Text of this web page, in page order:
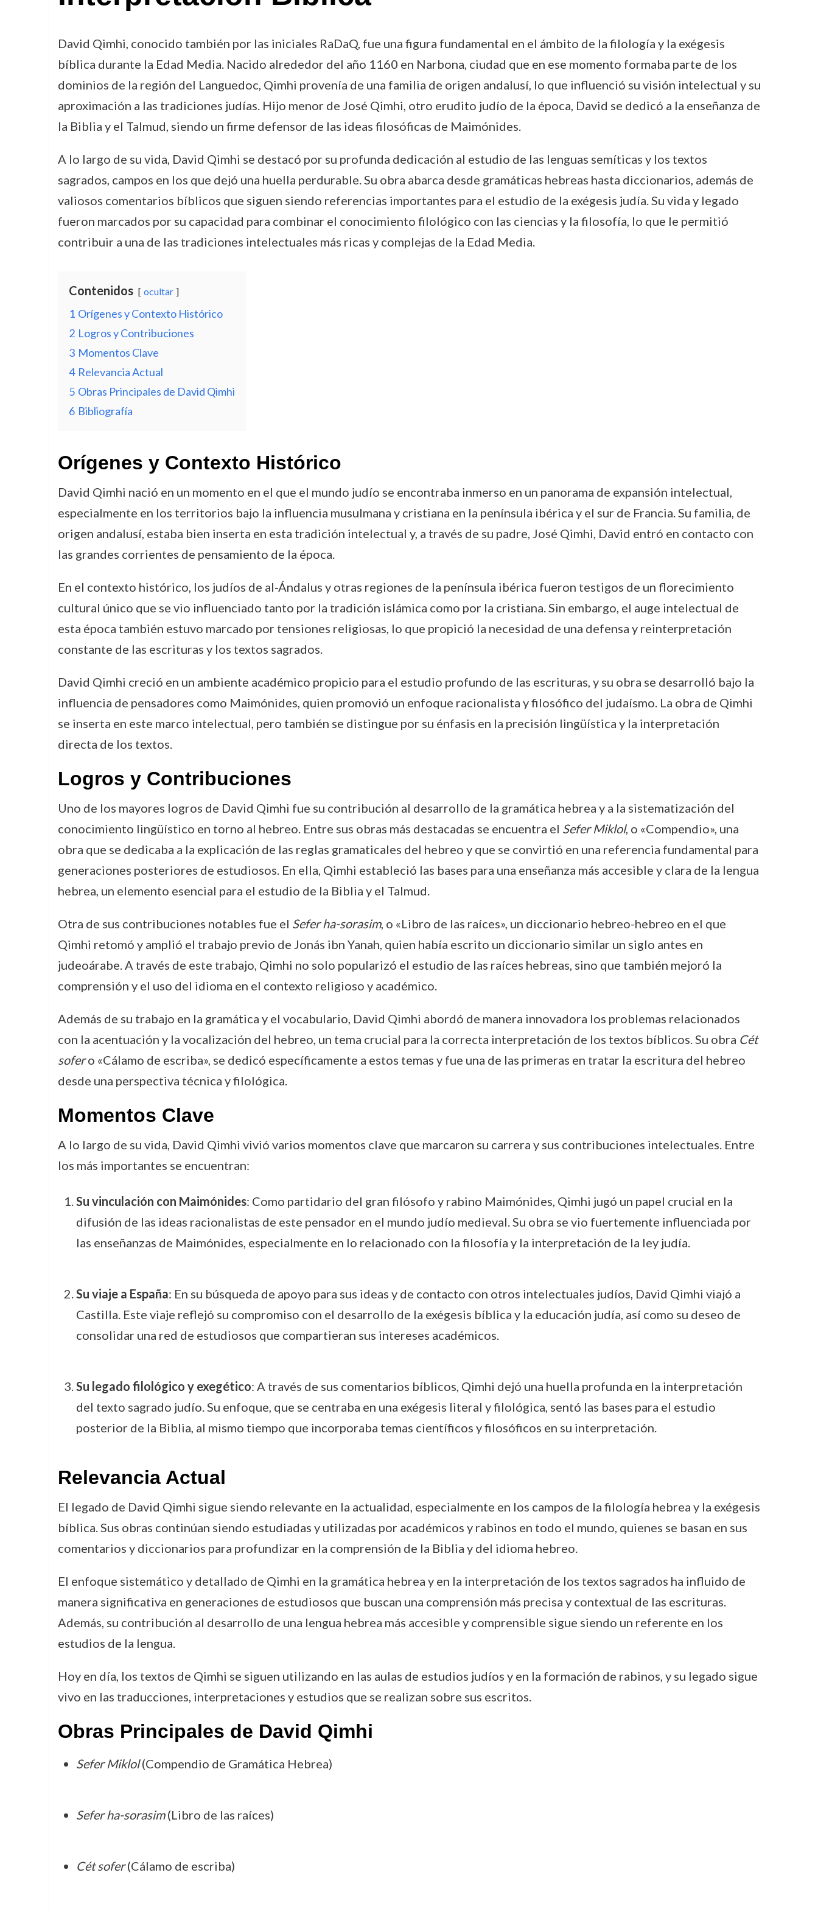
David Qimhi, conocido también por las iniciales RaDaQ, fue una figura fundamental en el ámbito de la filología y la exégesis
bíblica durante la Edad Media. Nacido alrededor del año 1160 en Narbona, ciudad que en ese momento formaba parte de los
dominios de la región del Languedoc, Qimhi provenía de una familia de origen andalusí, lo que influenció su visión intelectual y su
aproximación a las tradiciones judías. Hijo menor de José Qimhi, otro erudito judío de la época, David se dedicó a la enseñanza de
la Biblia y el Talmud, siendo un firme defensor de las ideas filosóficas de Maimónides.
A lo largo de su vida, David Qimhi se destacó por su profunda dedicación al estudio de las lenguas semíticas y los textos
sagrados, campos en los que dejó una huella perdurable. Su obra abarca desde gramáticas hebreas hasta diccionarios, además de
valiosos comentarios bíblicos que siguen siendo referencias importantes para el estudio de la exégesis judía. Su vida y legado
fueron marcados por su capacidad para combinar el conocimiento filológico con las ciencias y la filosofía, lo que le permitió
contribuir a una de las tradiciones intelectuales más ricas y complejas de la Edad Media.
Contenidos ocultar
1 Orígenes y Contexto Histórico
2 Logros y Contribuciones
3 Momentos Clave
4 Relevancia Actual
5 Obras Principales de David Qimhi
6 Bibliografía
Orígenes y Contexto Histórico
David Qimhi nació en un momento en el que el mundo judío se encontraba inmerso en un panorama de expansión intelectual,
especialmente en los territorios bajo la influencia musulmana y cristiana en la península ibérica y el sur de Francia. Su familia, de
origen andalusí, estaba bien inserta en esta tradición intelectual y, a través de su padre, José Qimhi, David entró en contacto con
las grandes corrientes de pensamiento de la época.
En el contexto histórico, los judíos de al-Ándalus y otras regiones de la península ibérica fueron testigos de un florecimiento
cultural único que se vio influenciado tanto por la tradición islámica como por la cristiana. Sin embargo, el auge intelectual de
esta época también estuvo marcado por tensiones religiosas, lo que propició la necesidad de una defensa y reinterpretación
constante de las escrituras y los textos sagrados.
David Qimhi creció en un ambiente académico propicio para el estudio profundo de las escrituras, y su obra se desarrolló bajo la
influencia de pensadores como Maimónides, quien promovió un enfoque racionalista y filosófico del judaísmo. La obra de Qimhi
se inserta en este marco intelectual, pero también se distingue por su énfasis en la precisión lingüística y la interpretación
directa de los textos.
Logros y Contribuciones
Uno de los mayores logros de David Qimhi fue su contribución al desarrollo de la gramática hebrea y a la sistematización del
conocimiento lingüístico en torno al hebreo. Entre sus obras más destacadas se encuentra el Sefer Miklol, o «Compendio», una
obra que se dedicaba a la explicación de las reglas gramaticales del hebreo y que se convirtió en una referencia fundamental para
generaciones posteriores de estudiosos. En ella, Qimhi estableció las bases para una enseñanza más accesible y clara de la lengua
hebrea, un elemento esencial para el estudio de la Biblia y el Talmud.
Otra de sus contribuciones notables fue el Sefer ha-sorasim, o «Libro de las raíces», un diccionario hebreo-hebreo en el que
Qimhi retomó y amplió el trabajo previo de Jonás ibn Yanah, quien había escrito un diccionario similar un siglo antes en
judeoárabe. A través de este trabajo, Qimhi no solo popularizó el estudio de las raíces hebreas, sino que también mejoró la
comprensión y el uso del idioma en el contexto religioso y académico.
Además de su trabajo en la gramática y el vocabulario, David Qimhi abordó de manera innovadora los problemas relacionados
con la acentuación y la vocalización del hebreo, un tema crucial para la correcta interpretación de los textos bíblicos. Su obra Cét
sofero «Cálamo de escriba», se dedicó específicamente a estos temas y fue una de las primeras en tratar la escritura del hebreo
desde una perspectiva técnica y filológica.
Momentos Clave
A lo largo de su vida, David Qimhi vivió varios momentos clave que marcaron su carrera y sus contribuciones intelectuales. Entre
los más importantes se encuentran:
Su vinculación con Maimónides: Como partidario del gran filósofo y rabino Maimónides, Qimhi jugó un papel crucial en la
difusión de las ideas racionalistas de este pensador en el mundo judío medieval. Su obra se vio fuertemente influenciada por
las enseñanzas de Maimónides, especialmente en lo relacionado con la filosofía y la interpretación de la ley judía.
Su viaje a España: En su búsqueda de apoyo para sus ideas y de contacto con otros intelectuales judíos, David Qimhi viajó a
Castilla. Este viaje reflejó su compromiso con el desarrollo de la exégesis bíblica y la educación judía, así como su deseo de
consolidar una red de estudiosos que compartieran sus intereses académicos.
Su legado filológico y exegético: A través de sus comentarios bíblicos, Qimhi dejó una huella profunda en la interpretación
del texto sagrado judío. Su enfoque, que se centraba en una exégesis literal y filológica, sentó las bases para el estudio
posterior de la Biblia, al mismo tiempo que incorporaba temas científicos y filosóficos en su interpretación.
Relevancia Actual
El legado de David Qimhi sigue siendo relevante en la actualidad, especialmente en los campos de la filología hebrea y la exégesis
bíblica. Sus obras continúan siendo estudiadas y utilizadas por académicos y rabinos en todo el mundo, quienes se basan en sus
comentarios y diccionarios para profundizar en la comprensión de la Biblia y del idioma hebreo.
El enfoque sistemático y detallado de Qimhi en la gramática hebrea y en la interpretación de los textos sagrados ha influido de
manera significativa en generaciones de estudiosos que buscan una comprensión más precisa y contextual de las escrituras.
Además, su contribución al desarrollo de una lengua hebrea más accesible y comprensible sigue siendo un referente en los
estudios de la lengua.
Hoy en día, los textos de Qimhi se siguen utilizando en las aulas de estudios judíos y en la formación de rabinos, y su legado sigue
vivo en las traducciones, interpretaciones y estudios que se realizan sobre sus escritos.
Obras Principales de David Qimhi
Sefer Miklol(Compendio de Gramática Hebrea)
Sefer ha-sorasim(Libro de las raíces)
Cét sofer(Cálamo de escriba)